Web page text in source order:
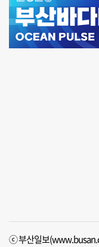
ⓒ 부산일보